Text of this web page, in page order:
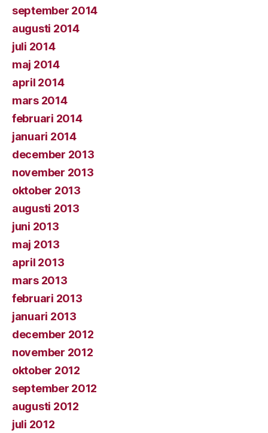
september 2014
augusti 2014
juli 2014
maj 2014
april 2014
mars 2014
februari 2014
januari 2014
december 2013
november 2013
oktober 2013
augusti 2013
juni 2013
maj 2013
april 2013
mars 2013
februari 2013
januari 2013
december 2012
november 2012
oktober 2012
september 2012
augusti 2012
juli 2012